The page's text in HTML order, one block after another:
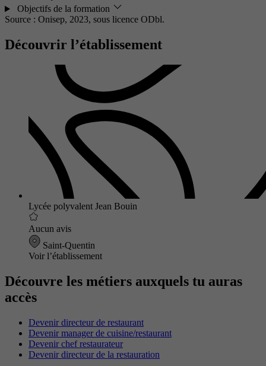
Objectifs de la formation
Source : Onisep, 2023, sous licence ODbl.
Découvrir l’établissement
Lycée polyvalent Jean Bouin
Aucun avis
Saint-Quentin
Voir l’établissement
Découvre les métiers auxquels tu auras
accès
Devenir directeur de restaurant
Devenir manager de cuisine/restaurant
Devenir chef restaurateur
Devenir directeur de la restauration